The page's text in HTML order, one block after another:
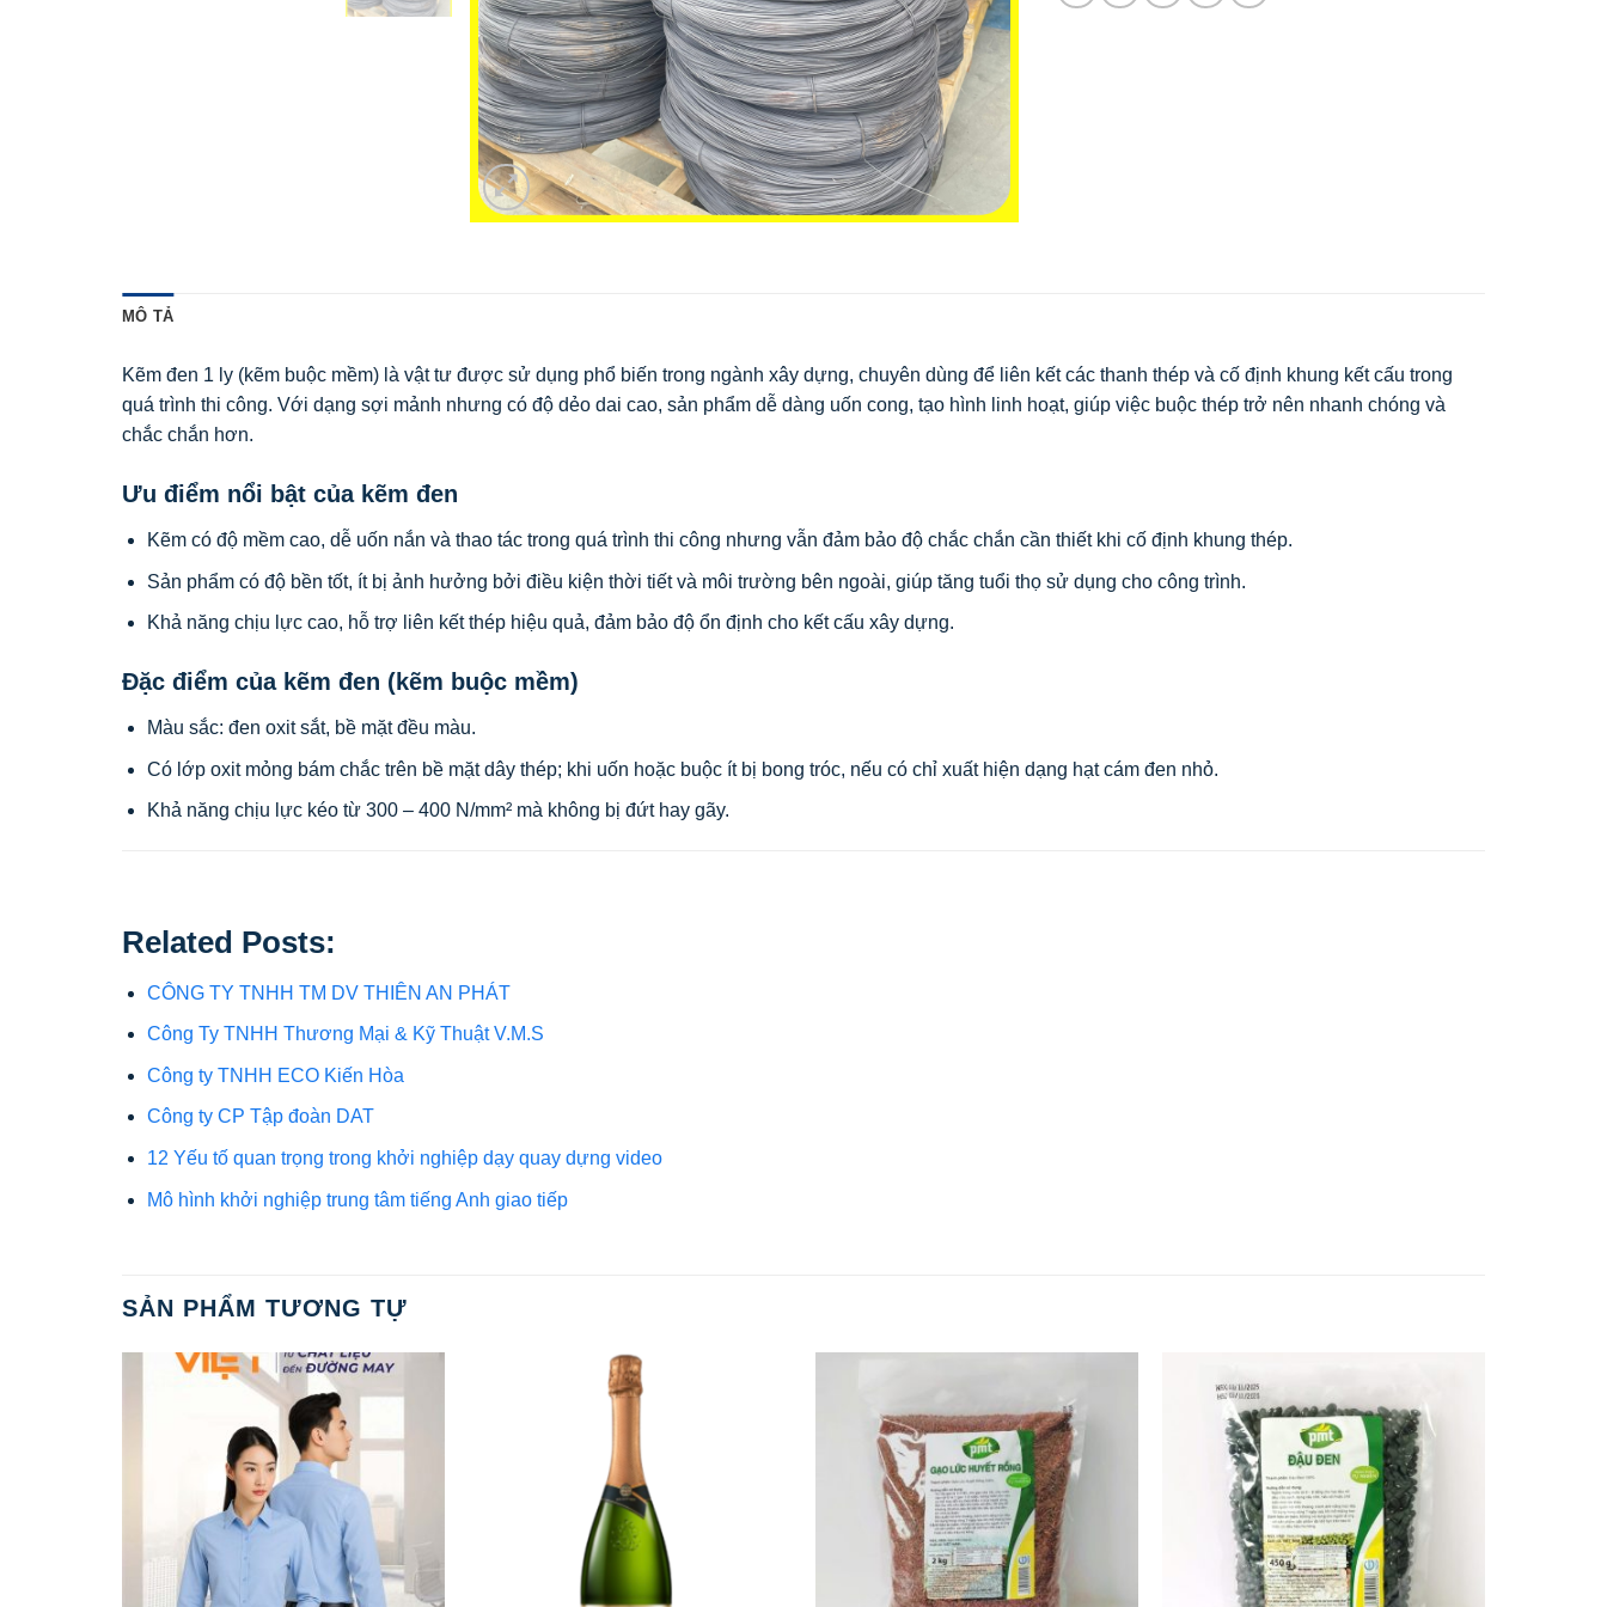
MÔ TẢ
Kẽm đen 1 ly (kẽm buộc mềm) là vật tư được sử dụng phổ biến trong ngành xây dựng, chuyên dùng để liên kết các thanh thép và cố định khung kết cấu trong
quá trình thi công. Với dạng sợi mảnh nhưng có độ dẻo dai cao, sản phẩm dễ dàng uốn cong, tạo hình linh hoạt, giúp việc buộc thép trở nên nhanh chóng và
chắc chắn hơn.
Ưu điểm nổi bật của kẽm đen
Kẽm có độ mềm cao, dễ uốn nắn và thao tác trong quá trình thi công nhưng vẫn đảm bảo độ chắc chắn cần thiết khi cố định khung thép.
Sản phẩm có độ bền tốt, ít bị ảnh hưởng bởi điều kiện thời tiết và môi trường bên ngoài, giúp tăng tuổi thọ sử dụng cho công trình.
Khả năng chịu lực cao, hỗ trợ liên kết thép hiệu quả, đảm bảo độ ổn định cho kết cấu xây dựng.
Đặc điểm của kẽm đen (kẽm buộc mềm)
Màu sắc: đen oxit sắt, bề mặt đều màu.
Có lớp oxit mỏng bám chắc trên bề mặt dây thép; khi uốn hoặc buộc ít bị bong tróc, nếu có chỉ xuất hiện dạng hạt cám đen nhỏ.
Khả năng chịu lực kéo từ 300 – 400 N/mm² mà không bị đứt hay gãy.
Related Posts:
CÔNG TY TNHH TM DV THIÊN AN PHÁT
Công Ty TNHH Thương Mại & Kỹ Thuật V.M.S
Công ty TNHH ECO Kiến Hòa
Công ty CP Tập đoàn DAT
12 Yếu tố quan trọng trong khởi nghiệp dạy quay dựng video
Mô hình khởi nghiệp trung tâm tiếng Anh giao tiếp
SẢN PHẨM TƯƠNG TỰ